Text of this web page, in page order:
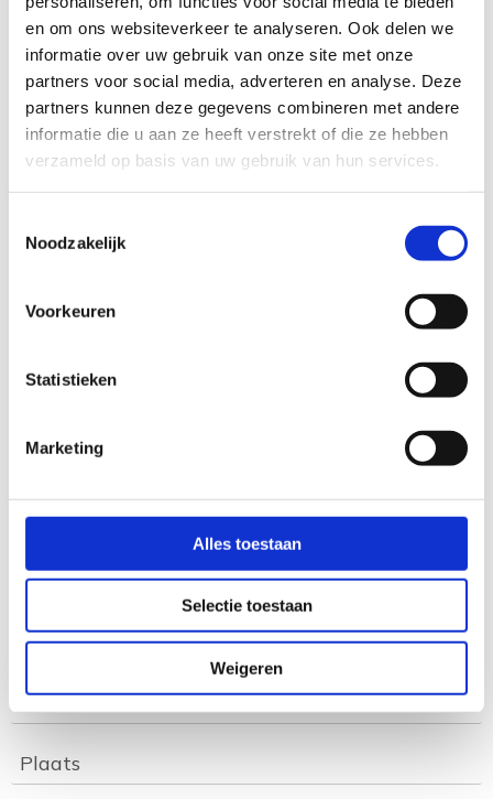
en om ons websiteverkeer te analyseren. Ook delen we
informatie over uw gebruik van onze site met onze
partners voor social media, adverteren en analyse. Deze
partners kunnen deze gegevens combineren met andere
informatie die u aan ze heeft verstrekt of die ze hebben
verzameld op basis van uw gebruik van hun services.
Noodzakelijk
Voorkeuren
Statistieken
Marketing
Alles toestaan
Selectie toestaan
Weigeren